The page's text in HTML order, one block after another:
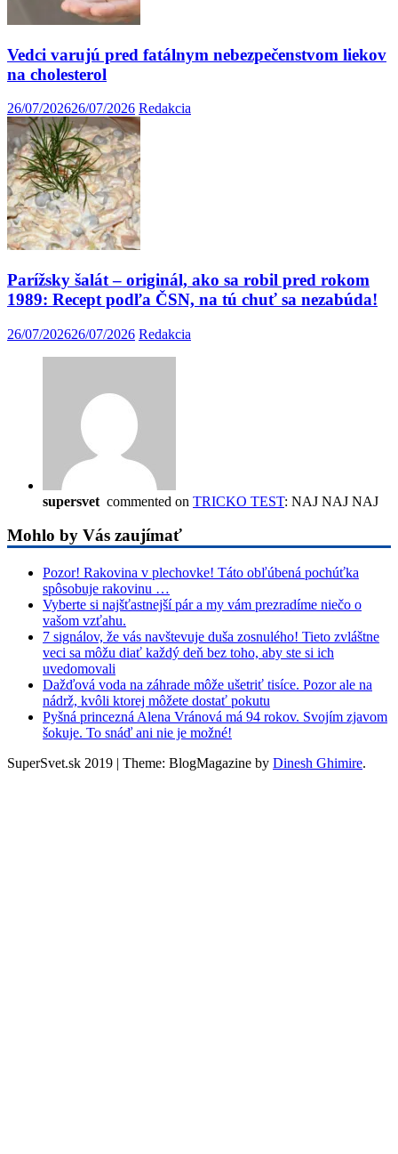
Vedci varujú pred fatálnym nebezpečenstvom liekov
na cholesterol
26/07/202626/07/2026 Redakcia
Parížsky šalát – originál, ako sa robil pred rokom
1989: Recept podľa ČSN, na tú chuť sa nezabúda!
26/07/202626/07/2026 Redakcia
supersvet commented on TRICKO TEST: NAJ NAJ NAJ
Mohlo by Vás zaujímať
Pozor! Rakovina v plechovke! Táto obľúbená pochúťka
spôsobuje rakovinu …
Vyberte si najšťastnejší pár a my vám prezradíme niečo o
vašom vzťahu.
7 signálov, že vás navštevuje duša zosnulého! Tieto zvláštne
veci sa môžu diať každý deň bez toho, aby ste si ich
uvedomovali
Dažďová voda na záhrade môže ušetriť tisíce. Pozor ale na
nádrž, kvôli ktorej môžete dostať pokutu
Pyšná princezná Alena Vránová má 94 rokov. Svojím zjavom
šokuje. To snáď ani nie je možné!
SuperSvet.sk 2019 | Theme: BlogMagazine by Dinesh Ghimire.